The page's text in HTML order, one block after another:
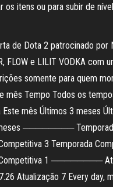
os itens ou para subir de
de Dota 2 patrocinado por
FLOW e LILIT VODKA com
somente para quem
mês Tempo Todos os
Este mês Últimos 3 meses
────────
3 Temporada
1 ────────
Atualização 7 Every day,